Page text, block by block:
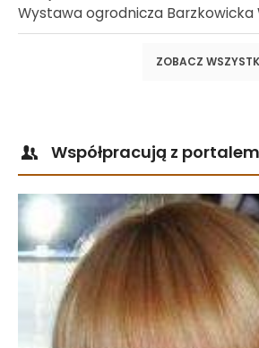
Wystawa ogrodnicza Barzkowicka
ZOBACZ
Współpracują z